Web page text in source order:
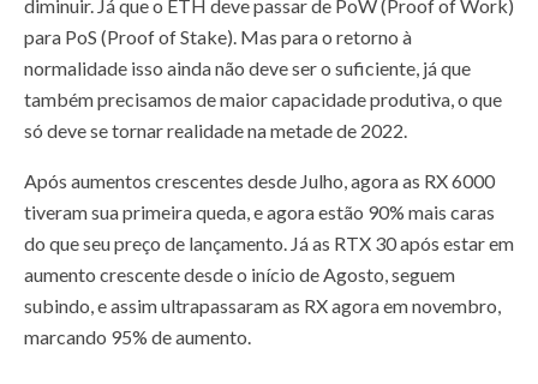
diminuir. Já que o ETH deve passar de PoW (Proof of Work)
para PoS (Proof of Stake). Mas para o retorno à
normalidade isso ainda não deve ser o suficiente, já que
também precisamos de maior capacidade produtiva, o que
só deve se tornar realidade na metade de 2022.
Após aumentos crescentes desde Julho, agora as RX 6000
tiveram sua primeira queda, e agora estão 90% mais caras
do que seu preço de lançamento. Já as RTX 30 após estar em
aumento crescente desde o início de Agosto, seguem
subindo, e assim ultrapassaram as RX agora em novembro,
marcando 95% de aumento.